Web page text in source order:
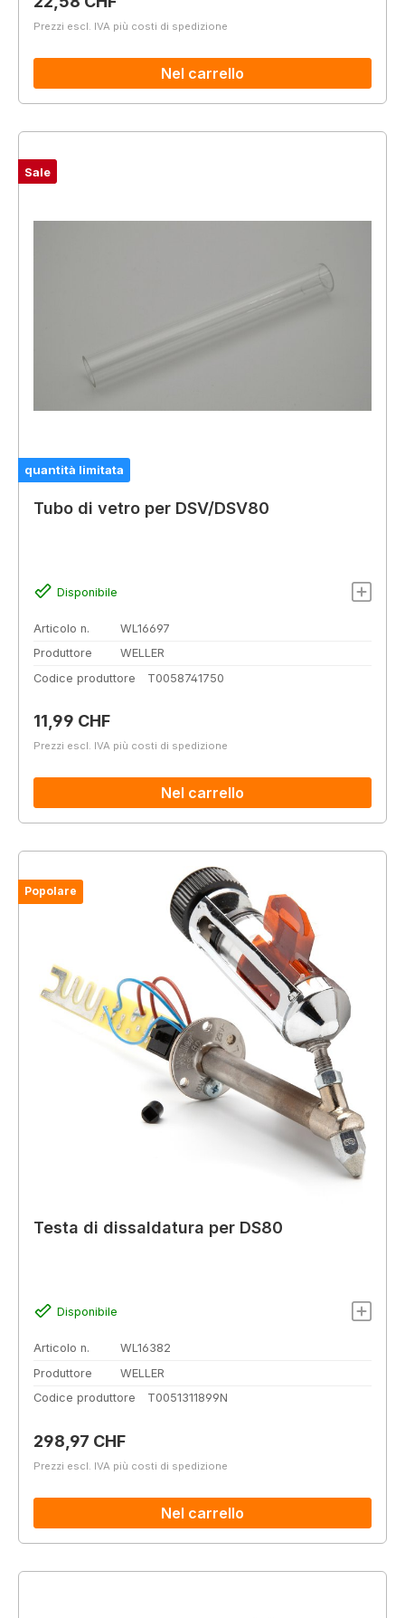
Prezzi escl. IVA più costi di spedizione
Nel carrello
Sale
quantità limitata
Tubo di vetro per DSV/DSV80
Disponibile
Articolo n.
WL16697
Produttore
WELLER
Codice produttore
T0058741750
Prezzo normale:
11,99 CHF
Prezzi escl. IVA più costi di spedizione
Nel carrello
Popolare
Testa di dissaldatura per DS80
Disponibile
Articolo n.
WL16382
Produttore
WELLER
Codice produttore
T0051311899N
Prezzo normale:
298,97 CHF
Prezzi escl. IVA più costi di spedizione
Nel carrello